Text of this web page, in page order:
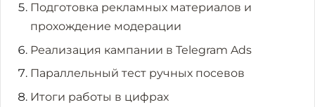
Подготовка рекламных материалов и
прохождение модерации
Реализация кампании в Telegram Ads
Параллельный тест ручных посевов
Итоги работы в цифрах